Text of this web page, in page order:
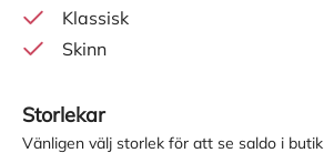
Klassisk
Skinn
Storlekar
Vänligen välj storlek för att se saldo i butik